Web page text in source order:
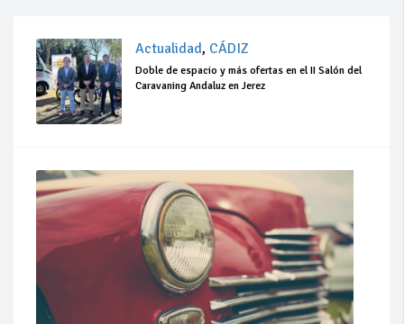
Actualidad, CÁDIZ
Doble de espacio y más ofertas en el II Salón del
Caravaning Andaluz en Jerez